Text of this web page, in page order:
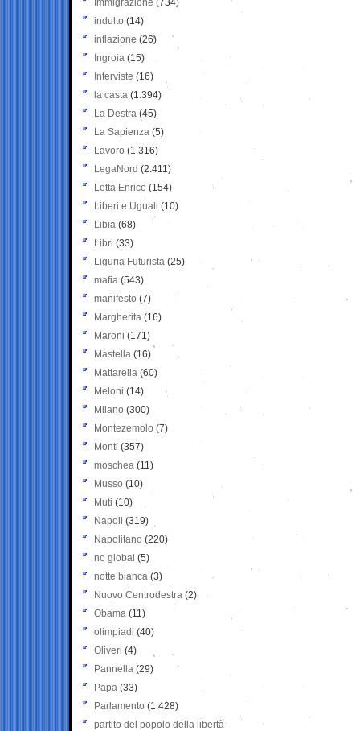
Immigrazione (734)
indulto (14)
inflazione (26)
Ingroia (15)
Interviste (16)
la casta (1.394)
La Destra (45)
La Sapienza (5)
Lavoro (1.316)
LegaNord (2.411)
Letta Enrico (154)
Liberi e Uguali (10)
Libia (68)
Libri (33)
Liguria Futurista (25)
mafia (543)
manifesto (7)
Margherita (16)
Maroni (171)
Mastella (16)
Mattarella (60)
Meloni (14)
Milano (300)
Montezemolo (7)
Monti (357)
moschea (11)
Musso (10)
Muti (10)
Napoli (319)
Napolitano (220)
no global (5)
notte bianca (3)
Nuovo Centrodestra (2)
Obama (11)
olimpiadi (40)
Oliveri (4)
Pannella (29)
Papa (33)
Parlamento (1.428)
partito del popolo della libertà